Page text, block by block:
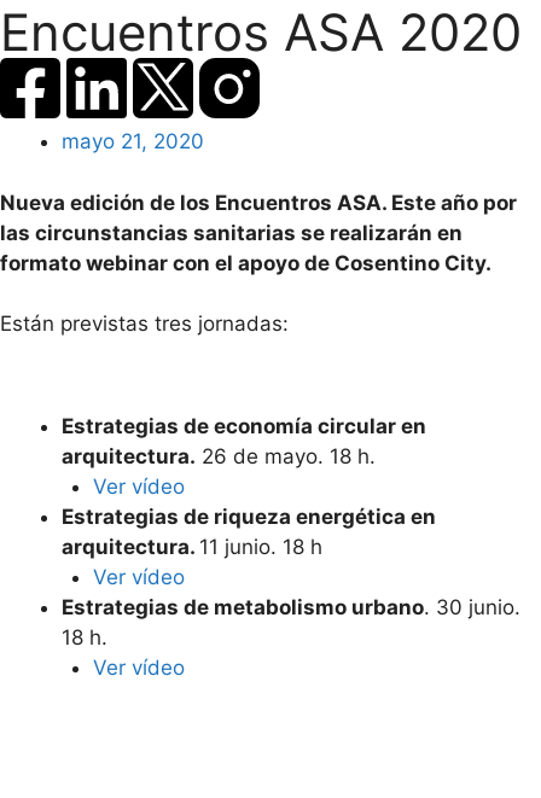
Encuentros ASA 2020
mayo 21, 2020
Nueva edición de los Encuentros ASA. Este año por
las circunstancias sanitarias se realizarán en
formato webinar con el apoyo de Cosentino City.
Están previstas tres jornadas:
Estrategias de economía circular en
arquitectura. 26 de mayo. 18 h.
Ver vídeo
Estrategias de riqueza energética en
arquitectura. 11 junio. 18 h
Ver vídeo
Estrategias de metabolismo urbano. 30 junio.
18 h.
Ver vídeo